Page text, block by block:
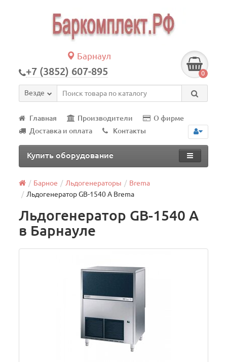
Барнаул
+7 (3852) 607-895 0
Везде
Главная Производители
О фирме
Доставка и оплата
Контакты
Купить оборудование
Барное Льдогенераторы
Brema
Льдогенератор GВ-1540 А Brema
Льдогенератор GВ-1540 А
в Барнауле